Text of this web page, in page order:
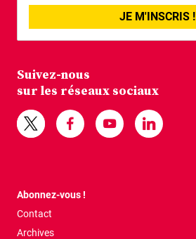
JE M'INSCRIS !
Suivez-nous
sur les réseaux sociaux
Abonnez-vous !
Contact
Archives